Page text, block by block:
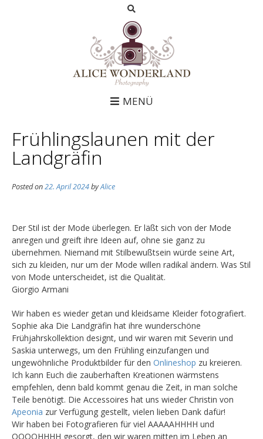
MENÜ
Frühlingslaunen mit der
Landgräfin
Posted on22. April 2024byAlice
Der Stil ist der Mode überlegen. Er läßt sich von der Mode
anregen und greift ihre Ideen auf, ohne sie ganz zu
übernehmen. Niemand mit Stilbewußtsein würde seine Art,
sich zu kleiden, nur um der Mode willen radikal ändern. Was Stil
von Mode unterscheidet, ist die Qualität.
Giorgio Armani
Wir haben es wieder getan und kleidsame Kleider fotografiert.
Sophie aka Die Landgräfin hat ihre wunderschöne
Frühjahrskollektion designt, und wir waren mit Severin und
Saskia unterwegs, um den Frühling einzufangen und
ungewöhnliche Produktbilder für den Onlineshop zu kreieren.
Ich kann Euch die zauberhaften Kreationen wärmstens
empfehlen, denn bald kommt genau die Zeit, in man solche
Teile benötigt. Die Accessoires hat uns wieder Christin von
Apeonia zur Verfügung gestellt, vielen lieben Dank dafür!
Wir haben bei Fotografieren für viel AAAAAHHHH und
OOOOHHHH gesorgt, den wir waren mitten im Leben an